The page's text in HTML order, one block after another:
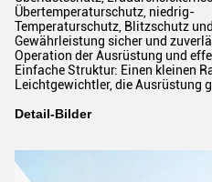
Übertemperaturschutz, niedrig-
Temperaturschutz, Blitzschutz
Gewährleistung sicher und
Operation der Ausrüstung und
Einfache Struktur: Einen kleinen
Leichtgewichtler, die Ausrüstung
Detail-Bilder